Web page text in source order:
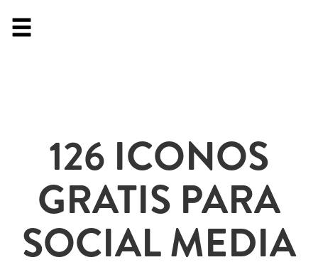
126 ICONOS
GRATIS PARA
SOCIAL MEDIA